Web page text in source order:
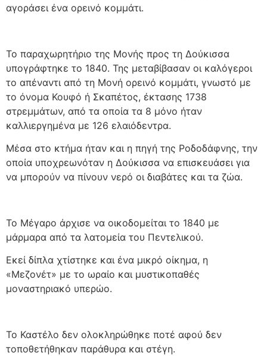
αγοράσει ένα ορεινό κομμάτι.
Το παραχωρητήριο της Μονής προς τη Δούκισσα
υπογράφτηκε το 1840. Της μεταβίβασαν οι καλόγεροι
το απέναντι από τη Μονή ορεινό κομμάτι, γνωστό με
το όνομα Κουφό ή Σκαπέτος, έκτασης 1738
στρεμμάτων, από τα οποία τα 8 μόνο ήταν
καλλιεργημένα με 126 ελαιόδεντρα.
Μέσα στο κτήμα ήταν και η πηγή της Ροδοδάφνης, την
οποία υποχρεωνόταν η Δούκισσα να επισκευάσει για
να μπορούν να πίνουν νερό οι διαβάτες και τα ζώα.
Το Μέγαρο άρχισε να οικοδομείται το 1840 με
μάρμαρα από τα λατομεία του Πεντελικού.
Εκεί δίπλα χτίστηκε και ένα μικρό οίκημα, η
«Μεζονέτ» με το ωραίο και μυστικοπαθές
μοναστηριακό υπερώο.
Το Καστέλο δεν ολοκληρώθηκε ποτέ αφού δεν
τοποθετήθηκαν παράθυρα και στέγη.